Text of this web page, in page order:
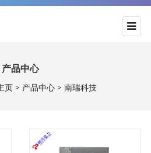
产品中心
页> 产品中心> 南瑞科技